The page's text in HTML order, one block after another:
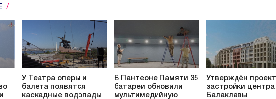
У Театра оперы и
балета появятся
каскадные водопады
В Пантеоне Памяти 35
батареи обновили
мультимедийную
Утверждён проект
застройки центра
Балаклавы